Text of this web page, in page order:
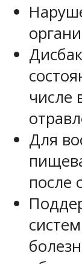
числе
Для
после